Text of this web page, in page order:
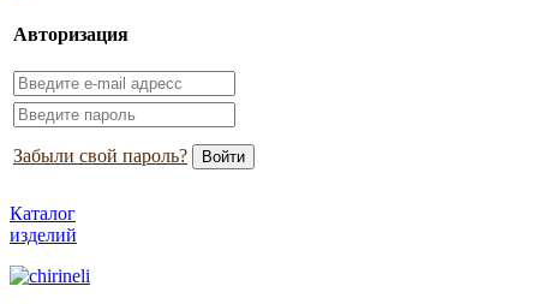
Авторизация
Забыли свой пароль?
Каталог
изделий